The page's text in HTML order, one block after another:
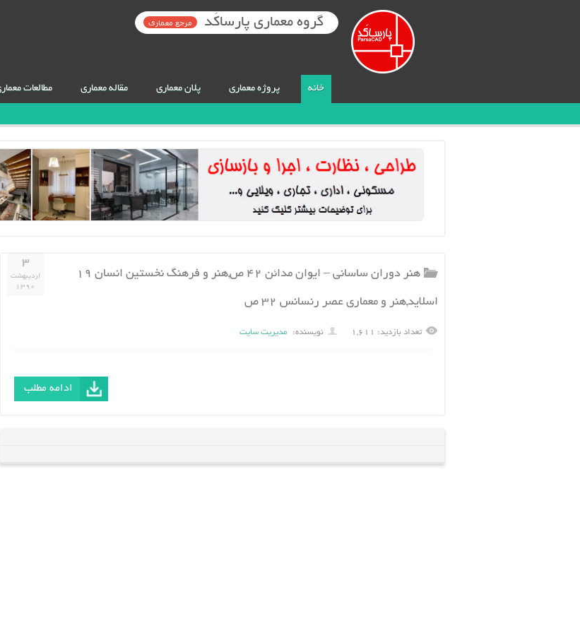
خانه پروژه معماری پلان معماری مقاله معماری مطالعات
گروه معماری پارساکَد مرجع معماری
۳
اردیبهشت
۱۳۹۰
هنر دوران ساساني – ایوان مدائن ۴۲ ص,هنر و فرهنگ نخستين انسان ۱۹
اسلاید,هنر و معماري عصر رنسانس ۳۲ ص
تعداد بازدید: ۱,۶۱۱ نویسنده: مدیریت سایت
ادامه مطلب